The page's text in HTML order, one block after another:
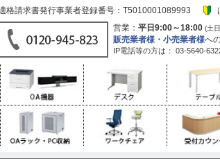
格請求書発行事業者登録番号：T5010001089993
営業： 平日9:00～18:00 (土
販売業者様・小売業者様へ
IP電話等の方は： 03-5640-